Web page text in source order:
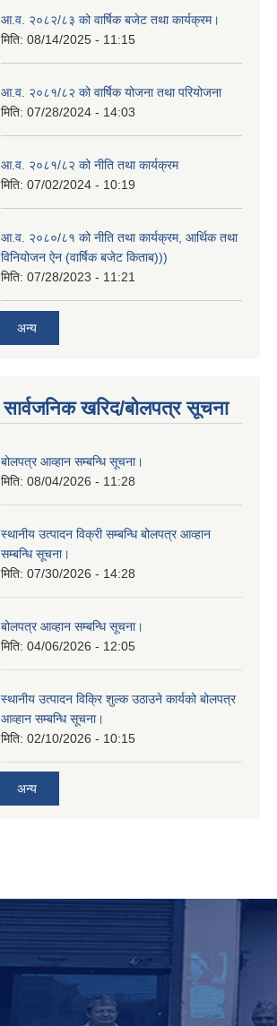
आ.व. २०८२/८३ को वार्षिक बजेट तथा कार्यक्रम।
मिति: 08/14/2025 - 11:15
आ.व. २०८१/८२ को वार्षिक योजना तथा परियोजना
मिति: 07/28/2024 - 14:03
आ.व. २०८१/८२ को नीति तथा कार्यक्रम
मिति: 07/02/2024 - 10:19
आ.व. २०८०/८१ को नीति तथा कार्यक्रम, आर्थिक तथा
विनियोजन ऐन (वार्षिक बजेट किताब)))
मिति: 07/28/2023 - 11:21
अन्य
सार्वजनिक खरिद/बोलपत्र सूचना
बोलपत्र आव्हान सम्बन्धि सूचना।
मिति: 08/04/2026 - 11:28
स्थानीय उत्पादन विक्री सम्बन्धि बोलपत्र आव्हान
सम्बन्धि सूचना।
मिति: 07/30/2026 - 14:28
बोलपत्र आव्हान सम्बन्धि सूचना।
मिति: 04/06/2026 - 12:05
स्थानीय उत्पादन विक्रि शुल्क उठाउने कार्यको बोलपत्र
आव्हान सम्बन्धि सूचना।
मिति: 02/10/2026 - 10:15
अन्य